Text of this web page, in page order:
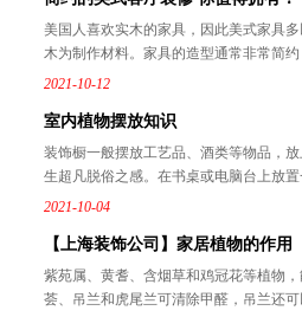
美国人喜欢实木的家具，因此美式家具
木为制作材料。家具的造型通常非常简约
2021-10-12
室内植物摆放知识
装饰橱一般摆放工艺品、酒类等物品，
生超凡脱俗之感。在书桌或电脑台上放置
2021-10-04
【上海装饰公司】家居植物的作用
紫苑属、黄耆、含烟草和鸡冠花等植物
荟、吊兰和虎尾兰可清除甲醛，吊兰还可